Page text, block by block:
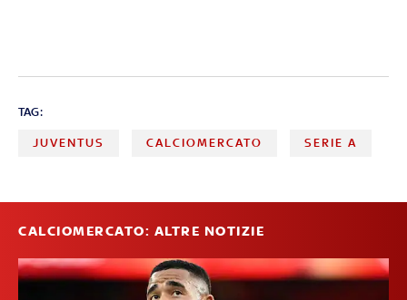
TAG:
JUVENTUS CALCIOMERCATO SERIE A
CALCIOMERCATO: ALTRE NOTIZIE